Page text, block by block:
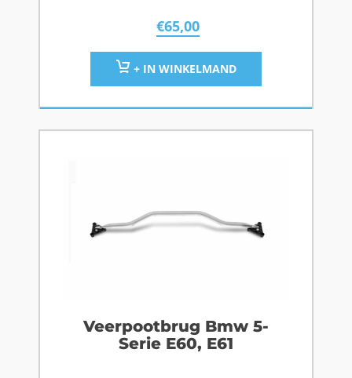
€65,00
+ IN WINKELMAND
Veerpootbrug Bmw 5-
Serie E60, E61